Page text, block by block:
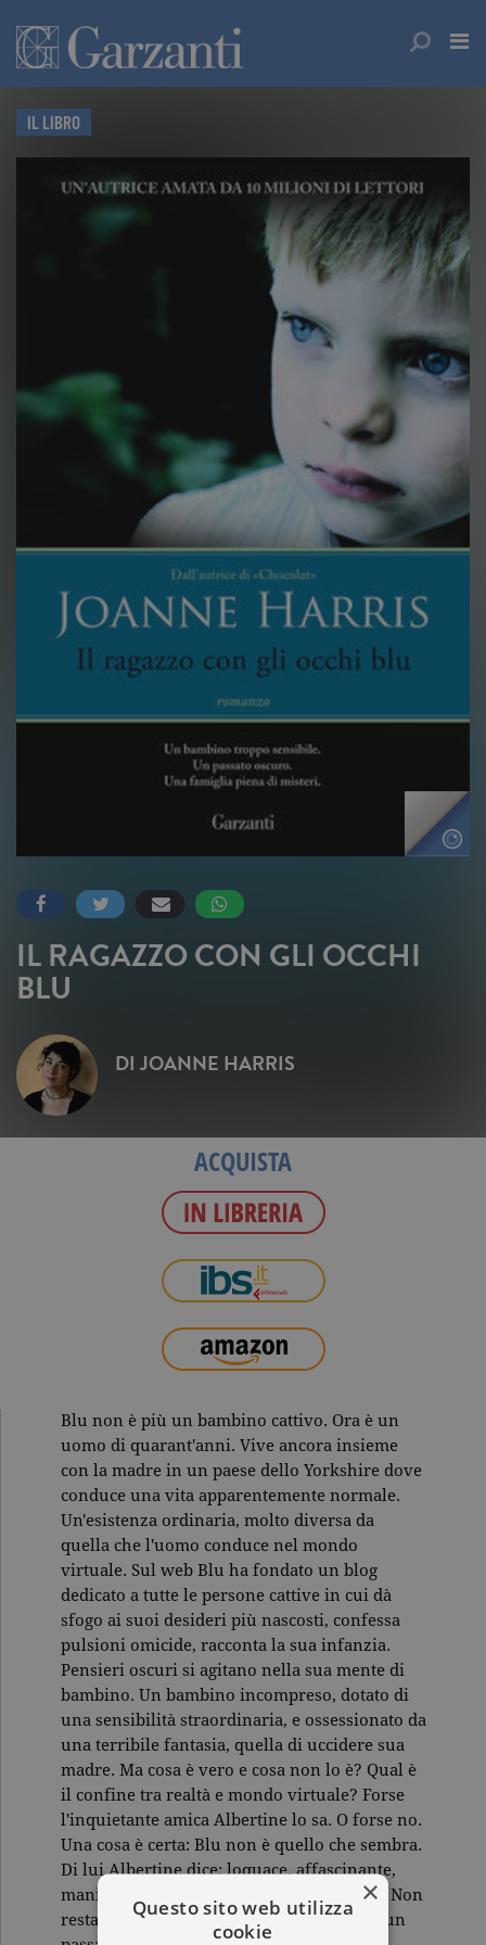
IL LIBRO
IL RAGAZZO CON GLI OCCHI
BLU
DI JOANNE HARRIS
ACQUISTA
Blu non è più un bambino cattivo. Ora è un
uomo di quarant'anni. Vive ancora insieme
con la madre in un paese dello Yorkshire dove
conduce una vita apparentemente normale.
Un'esistenza ordinaria, molto diversa da
quella che l'uomo conduce nel mondo
virtuale. Sul web Blu ha fondato un blog
dedicato a tutte le persone cattive in cui dà
sfogo ai suoi desideri più nascosti, confessa
pulsioni omicide, racconta la sua infanzia.
Pensieri oscuri si agitano nella sua mente di
bambino. Un bambino incompreso, dotato di
una sensibilità straordinaria, e ossessionato da
una terribile fantasia, quella di uccidere sua
madre. Ma cosa è vero e cosa non lo è? Qual è
il confine tra realtà e mondo virtuale? Forse
l'inquietante amica Albertine lo sa. O forse no.
Una cosa è certa: Blu non è quello che sembra.
Di lui Albertine dice: loquace, affascinante,
manipolatore. Ma allora chi è veramente? Non
resta che scavare nel vero passato di Blu, un
×
Questo sito web utilizza
cookie